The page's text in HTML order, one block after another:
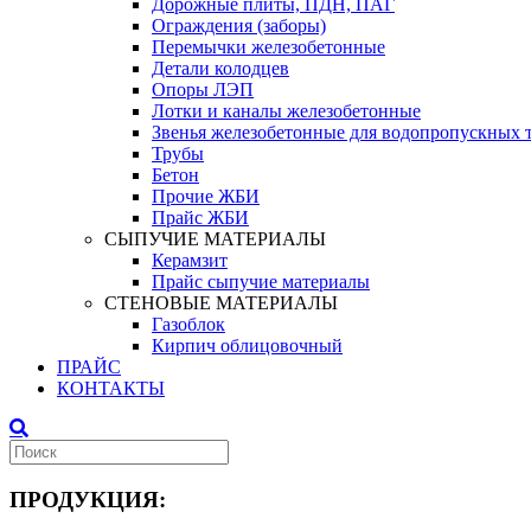
Дорожные плиты, ПДН, ПАГ
Ограждения (заборы)
Перемычки железобетонные
Детали колодцев
Опоры ЛЭП
Лотки и каналы железобетонные
Звенья железобетонные для водопропускных
Трубы
Бетон
Прочие ЖБИ
Прайс ЖБИ
СЫПУЧИЕ МАТЕРИАЛЫ
Керамзит
Прайс сыпучие материалы
СТЕНОВЫЕ МАТЕРИАЛЫ
Газоблок
Кирпич облицовочный
ПРАЙС
КОНТАКТЫ
ПРОДУКЦИЯ: